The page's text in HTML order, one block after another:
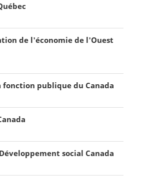
de l'économie de l'Ouest
publique du Canada
social Canada